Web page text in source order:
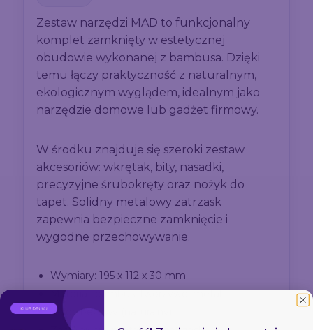
Zestaw narzędzi MAD to funkcjonalny
komplet zamknięty w estetycznej
obudowie wykonanej z bambusa. Dzięki
temu łączy praktyczność z naturalnym,
ekologicznym wyglądem, idealnym jako
narzędzie domowe lub gadżet firmowy.
W środku znajduje się szeroki zestaw
akcesoriów: wkrętak, bity, nasadki,
precyzyjne śrubokręty oraz nożyk do
tapet. Solidny metalowy zatrzask
zapewnia bezpieczne zamknięcie i
wygodne przechowywanie.
Wymiary: 195 x 112 x 30 mm
Materiał: bambus, tworzywo, metal
Kolor: beżowy (naturalny)